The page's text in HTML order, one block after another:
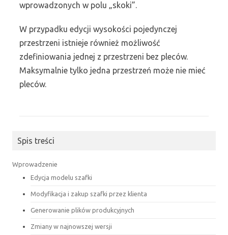
wprowadzonych w polu „skoki”.
W przypadku edycji wysokości pojedynczej
przestrzeni istnieje również możliwość
zdefiniowania jednej z przestrzeni bez pleców.
Maksymalnie tylko jedna przestrzeń może nie mieć
pleców.
Spis treści
Wprowadzenie
Edycja modelu szafki
Modyfikacja i zakup szafki przez klienta
Generowanie plików produkcyjnych
Zmiany w najnowszej wersji